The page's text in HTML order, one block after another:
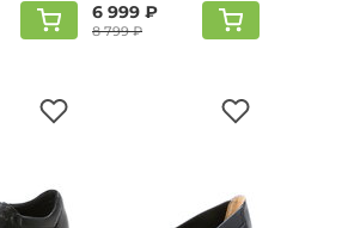
6 999 ₽
8 799 ₽